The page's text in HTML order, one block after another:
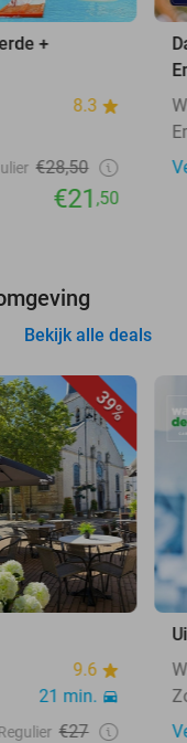
+
8.3
€28,50
€21,50
Bekijk alle deals
39%
9.6
21 min.
€27